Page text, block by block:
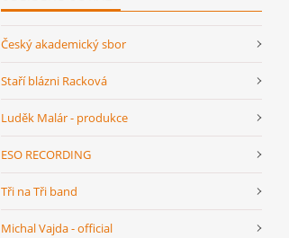
Český akademický sbor
Staří blázni Racková
Luděk Malár - produkce
ESO RECORDING
Tři na Tři band
Michal Vajda - official